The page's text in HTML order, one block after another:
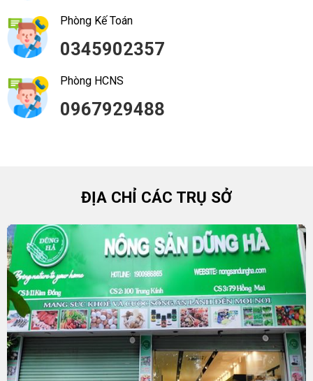
Phòng Kế Toán
0345902357
Phòng HCNS
0967929488
ĐỊA CHỈ CÁC TRỤ SỞ